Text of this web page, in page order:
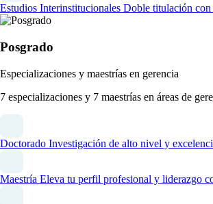
Estudios Interinstitucionales Doble titulación con
Posgrado
Especializaciones y maestrías en gerencia
7 especializaciones y 7 maestrías en áreas de
Doctorado Investigación de alto nivel y
Maestría Eleva tu perfil profesional y liderazgo